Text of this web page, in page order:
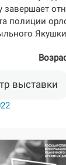
завершает
полиции
выставки